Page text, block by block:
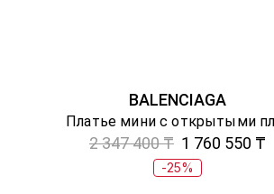
BALENCIAGA
2 347 400 ₸ 1 760 550 ₸
-25%